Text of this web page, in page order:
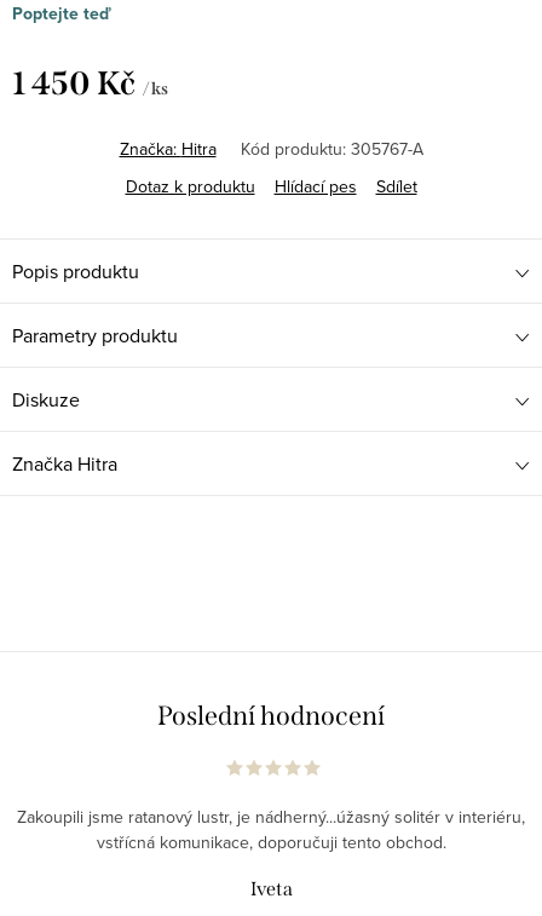
Poptejte teď
1 450 Kč / ks
Značka: Hitra Kód produktu: 305767-A
Dotaz k produktu
Hlídací pes Sdílet
Popis produktu
Parametry produktu
Diskuze
Značka Hitra
Poslední hodnocení
Zakoupili jsme ratanový lustr, je nádherný...úžasný solitér v interiéru,
vstřícná komunikace, doporučuji tento obchod.
Iveta